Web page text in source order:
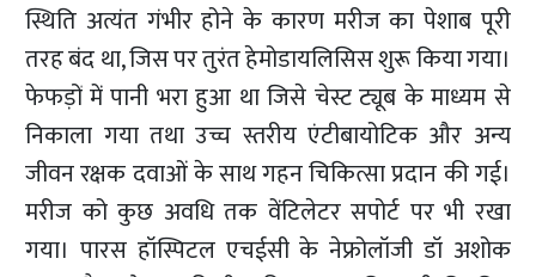
स्थिति अत्यंत गंभीर होने के कारण मरीज का पेशाब पूरी
तरह बंद था, जिस पर तुरंत हेमोडायलिसिस शुरू किया गया।
फेफड़ों में पानी भरा हुआ था जिसे चेस्ट ट्यूब के माध्यम से
निकाला गया तथा उच्च स्तरीय एंटीबायोटिक और अन्य
जीवन रक्षक दवाओं के साथ गहन चिकित्सा प्रदान की गई।
मरीज को कुछ अवधि तक वेंटिलेटर सपोर्ट पर भी रखा
गया। पारस हॉस्पिटल एचईसी के नेफ्रोलॉजी डॉ अशोक